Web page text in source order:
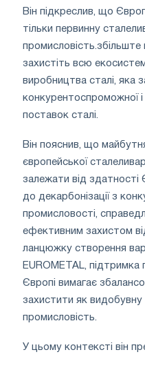
Він підкреслив, що
тільки первинну
промисловість.збільште
захистіть всю
виробництва сталі, яка
конкурентоспроможної
поставок сталі.
Він пояснив, що
європейської
залежати від здатності
до декарбонізації з
промисловості,
ефективним захистом
ланцюжку створення
EUROMETAL, підтримка
Європі вимагає
захистити як видобувну
промисловість.
У цьому контексті він